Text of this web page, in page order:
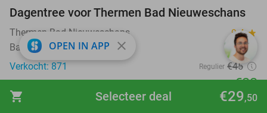
shopping_cart €29,50
Selecteer deal
27%
Dagentree voor Thermen Bad Nieuweschans
Thermen Bad Nieuweschans 9.4star
Bad Nieuweschans
Verkocht: 871
Regulier €45
€33
favorite_border
OPEN IN APP close